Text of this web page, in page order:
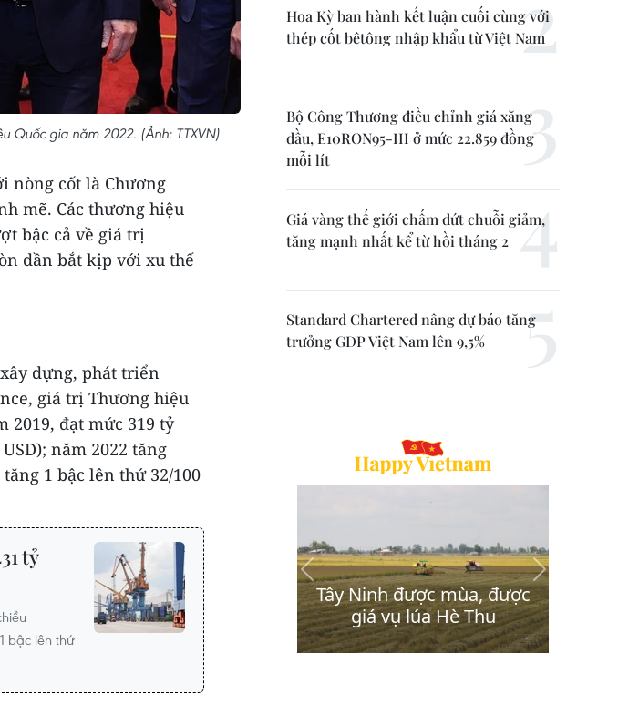
Quốc gia năm 2022. (Ảnh: TTXVN)
nòng cốt là Chương
mẽ. Các thương hiệu
bậc cả về giá trị
dần bắt kịp với xu thế
dựng, phát triển
giá trị Thương hiệu
2019, đạt mức 319 tỷ
năm 2022 tăng
tăng 1 bậc lên thứ 32/100
tỷ
bậc lên thứ
Hoa Kỳ ban hành kết luận cuối cùng với
thép cốt bêtông nhập khẩu từ Việt Nam
Bộ Công Thương điều chỉnh giá xăng
dầu, E10RON95-III ở mức 22.859 đồng
mỗi lít
Giá vàng thế giới chấm dứt chuỗi giảm,
tăng mạnh nhất kể từ hồi tháng 2
Standard Chartered nâng dự báo tăng
trưởng GDP Việt Nam lên 9,5%